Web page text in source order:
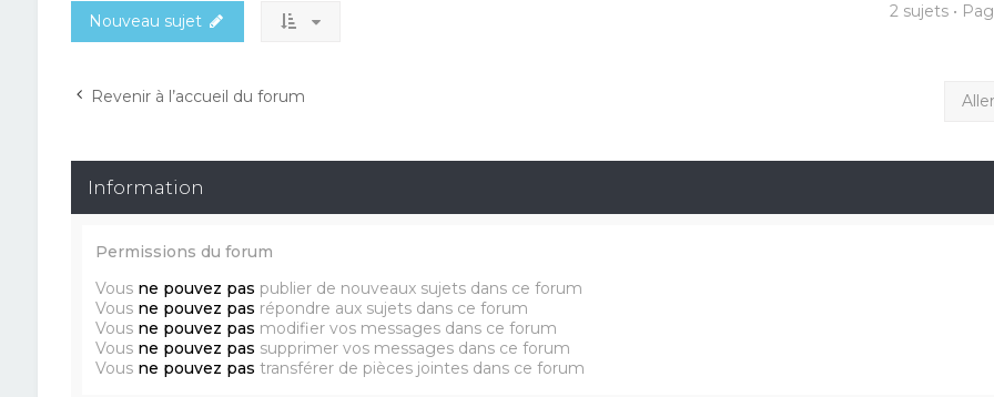
Nouveau sujet 2 sujets •
Revenir à l’accueil du forum Aller
Information
Permissions du forum
Vous ne pouvez pas publier de nouveaux sujets dans ce forum
Vous ne pouvez pas répondre aux sujets dans ce forum
Vous ne pouvez pas modifier vos messages dans ce forum
Vous ne pouvez pas supprimer vos messages dans ce forum
Vous ne pouvez pas transférer de pièces jointes dans ce forum